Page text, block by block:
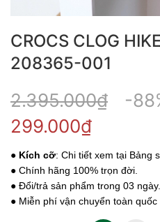
CROCS CLOG
208365-001
2.395.000₫
-
299.000₫
● Kích cỡ: Chi tiết xem tại Bảng
● Chính hãng 100% trọn đời.
● Đổi/trả sản phẩm trong 03 ngày.
● Miễn phí vận chuyển toàn